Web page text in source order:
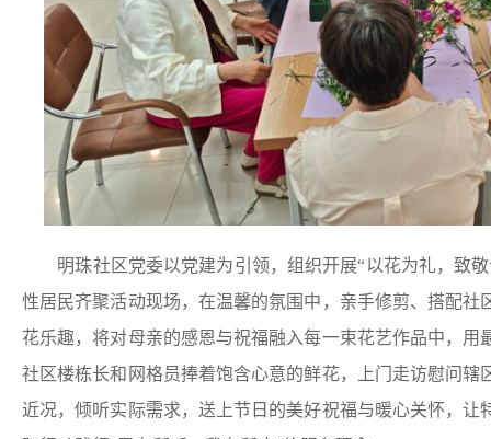
明珠社区党委以党建为引领，组织开展“以花为礼，致敬
性居民齐聚活动现场，在温馨的氛围中，亲手修剪、搭配
花乐趣，将对母亲的感恩与祝福融入每一束花艺作品中，
社区楼栋长和网格员捧着饱含心意的鲜花，上门走访慰问
近况，倾听实际需求，送上节日的美好祝福与暖心关怀，